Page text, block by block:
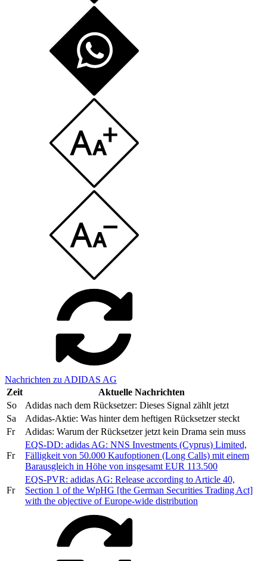
Nachrichten zu ADIDAS AG
Zeit
Aktuelle Nachrichten
So
Adidas nach dem Rücksetzer: Dieses Signal zählt jetzt
Sa
Adidas-Aktie: Was hinter dem heftigen Rücksetzer steckt
Fr
Adidas: Warum der Rücksetzer jetzt kein Drama sein muss
Fr
EQS-DD: adidas AG: NNS Investments (Cyprus) Limited,
Fälligkeit von 50.000 Kaufoptionen (Long Calls) mit einem
Barausgleich in Höhe von insgesamt EUR 113.500
Fr
EQS-PVR: adidas AG: Release according to Article 40,
Section 1 of the WpHG [the German Securities Trading Act]
with the objective of Europe-wide distribution